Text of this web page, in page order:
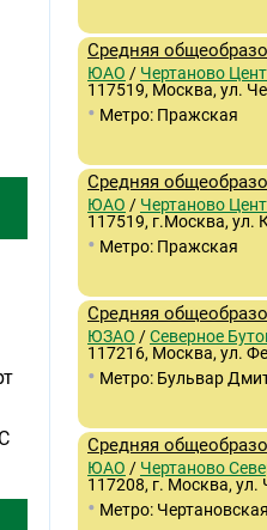
Средняя
ЮАО / Чертаново
117519, Москва, ул.
• Метро: Пражская
Средняя
ЮАО / Чертаново
117519, г.Москва, ул.
• Метро: Пражская
Средняя
ЮЗАО /Северное
117216, Москва, ул.
• Метро: Бульвар
Средняя
ЮАО / Чертаново
117208, г. Москва, ул.
• Метро: